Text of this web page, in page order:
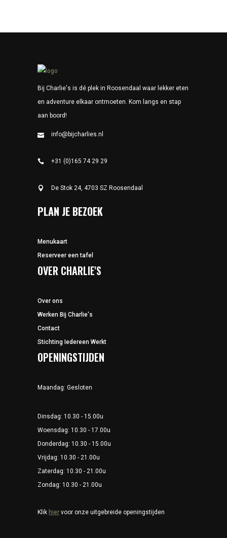
Bij Charlie's is dé plek in Roosendaal waar lekker eten
en adventure elkaar ontmoeten. Kom langs en stap
aan boord!
info@bijcharlies.nl
+31 (0)165 74 29 29
De Stok 24, 4703 SZ Roosendaal
PLAN JE BEZOEK
Menukaart
Reserveer een tafel
OVER CHARLIE'S
Over ons
Werken Bij Charlie's
Contact
Stichting Iedereen Werkt
OPENINGSTIJDEN
Maandag: Gesloten
Dinsdag: 10.30 - 15.00u
Woensdag: 10.30 - 17.00u
Donderdag: 10.30 - 15.00u
Vrijdag: 10.30 - 21.00u
Zaterdag: 10.30 - 21.00u
Zondag: 10.30 - 21.00u
Klik hier voor onze uitgebreide openingstijden